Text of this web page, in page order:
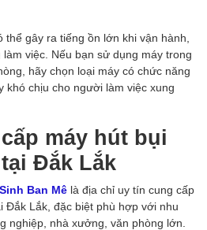
thể gây ra tiếng ồn lớn khi vận hành,
việc. Nếu bạn sử dụng máy trong
hãy chọn loại máy có chức năng
khó chịu cho người làm việc xung
máy hút bụi
Đắk Lắk
Ban Mê là địa chỉ uy tín cung cấp
Đắk Lắk, đặc biệt phù hợp với nhu
nghiệp, nhà xưởng, văn phòng lớn.